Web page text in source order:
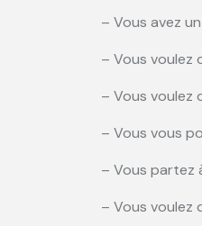
– Vous avez
– Vous voulez
– Vous voulez
– Vous vous
– Vous partez
– Vous voulez